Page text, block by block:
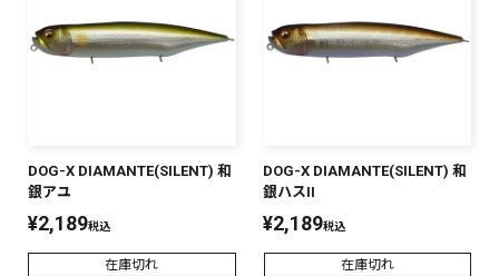
DOG-X DIAMANTE(SILENT) 和
銀アユ
¥2,189税込
在庫切れ
DOG-X DIAMANTE(SILENT) 和
銀ハスII
¥2,189税込
在庫切れ